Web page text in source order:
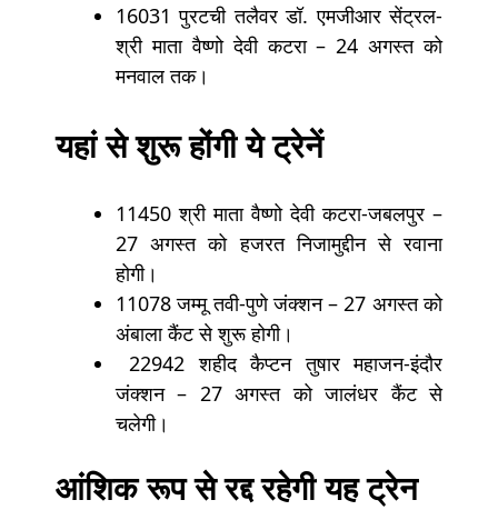
16031 पुरटची तलैवर डॉ. एमजीआर सेंट्रल-
श्री माता वैष्णो देवी कटरा – 24 अगस्त को
मनवाल तक।
यहां से शुरू होंगी ये ट्रेनें
11450 श्री माता वैष्णो देवी कटरा-जबलपुर –
27 अगस्त को हजरत निजामुद्दीन से रवाना
होगी।
11078 जम्मू तवी-पुणे जंक्शन – 27 अगस्त को
अंबाला कैंट से शुरू होगी।
22942 शहीद कैप्टन तुषार महाजन-इंदौर
जंक्शन – 27 अगस्त को जालंधर कैंट से
चलेगी।
आंशिक रूप से रद्द रहेगी यह ट्रेन